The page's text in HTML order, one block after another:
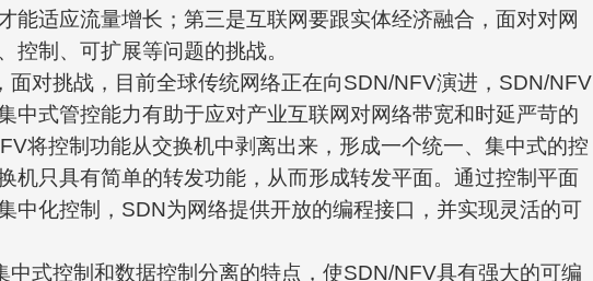
能适应流量增长；第三是互联网要跟实体经济融合，面对对网
控制、可扩展等问题的挑战。
面对挑战，目前全球传统网络正在向SDN/NFV演进， SDN/NFV
中式管控能力有助于应对产业互联网对网络带宽和时延严苛的
将控制功能从交换机中剥离出来，形成一个统一、集中式的控
机只具有简单的转发功能，从而形成转发平面。通过控制平面
中化控制， SDN为网络提供开放的编程接口，并实现灵活的可
中式控制和数据控制分离的特点，使SDN/NFV具有强大的可编